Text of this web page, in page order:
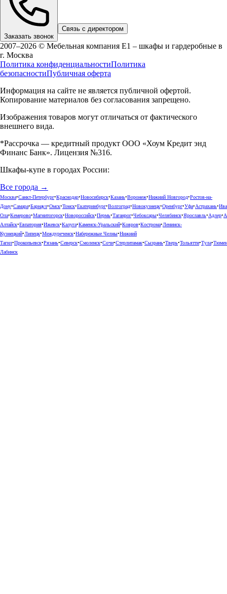
Заказать звонок
Связь с директором
2007–2026 © Мебельная компания Е1 – шкафы и гардеробные в
г. Москва
Политика конфиденциальностиПолитика
безопасностиПубличная оферта
Информация на сайте не является публичной офертой.
Копирование материалов без согласования запрещено.
Изображения товаров могут отличаться от фактического
внешнего вида.
*Рассрочка — кредитный продукт ООО «Хоум Кредит энд
Финанс Банк». Лицензия №316.
Шкафы-купе в городах России:
Все города →
Москва•Санкт-Петербург•Краснодар•Новосибирск•Казань•Воронеж•Нижний Новгород•Ростов-на-
Дону•Самара•Барнаул•Омск•Томск•Екатеринбург•Волгоград•Новокузнецк•Оренбург•Уфа•Астрахань•
Ола•Кемерово•Магнитогорск•Новороссийск•Пермь•Таганрог•Чебоксары•Челябинск•Ярославль•Адлер•
Алтайск•Евпатория•Ижевск•Калуга•Каменск-Уральский•Ковров•Кострома•Ленинск-
Кузнецкий•Липецк•Междуреченск•Набережные Челны•Нижний
Тагил•Прокопьевск•Рязань•Северск•Смоленск•Сочи•Стерлитамак•Сызрань•Тверь•Тольятти•Тула•
Лабинск